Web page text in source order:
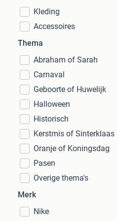
Kleding
Accessoires
Thema
Abraham of Sarah
Carnaval
Geboorte of Huwelijk
Halloween
Historisch
Kerstmis of Sinterklaas
Oranje of Koningsdag
Pasen
Overige thema's
Merk
Nike